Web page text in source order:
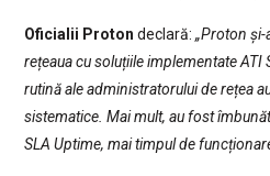
Oficialii Proton declară: „Proton
rețeaua cu soluțiile implementate ATI
rutină ale administratorului de rețea
sistematice. Mai mult, au fost
SLA Uptime, mai timpul de